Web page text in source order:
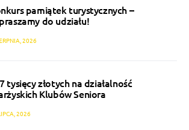
pamiątek turystycznych –
do udziału!
2026
tysięcy złotych na działalność
Klubów Seniora
2026